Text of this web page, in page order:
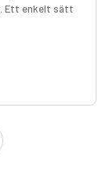
Ett enkelt sätt